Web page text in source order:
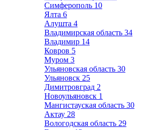
Симферополь 10
Ялта 6
Алушта 4
Владимирская область 34
Владимир 14
Ковров 5
Муром 3
Ульяновская область 30
Ульяновск 25
Димитровград 2
Новоульяновск 1
Мангистауская область 30
Актау 28
Вологодская область 29